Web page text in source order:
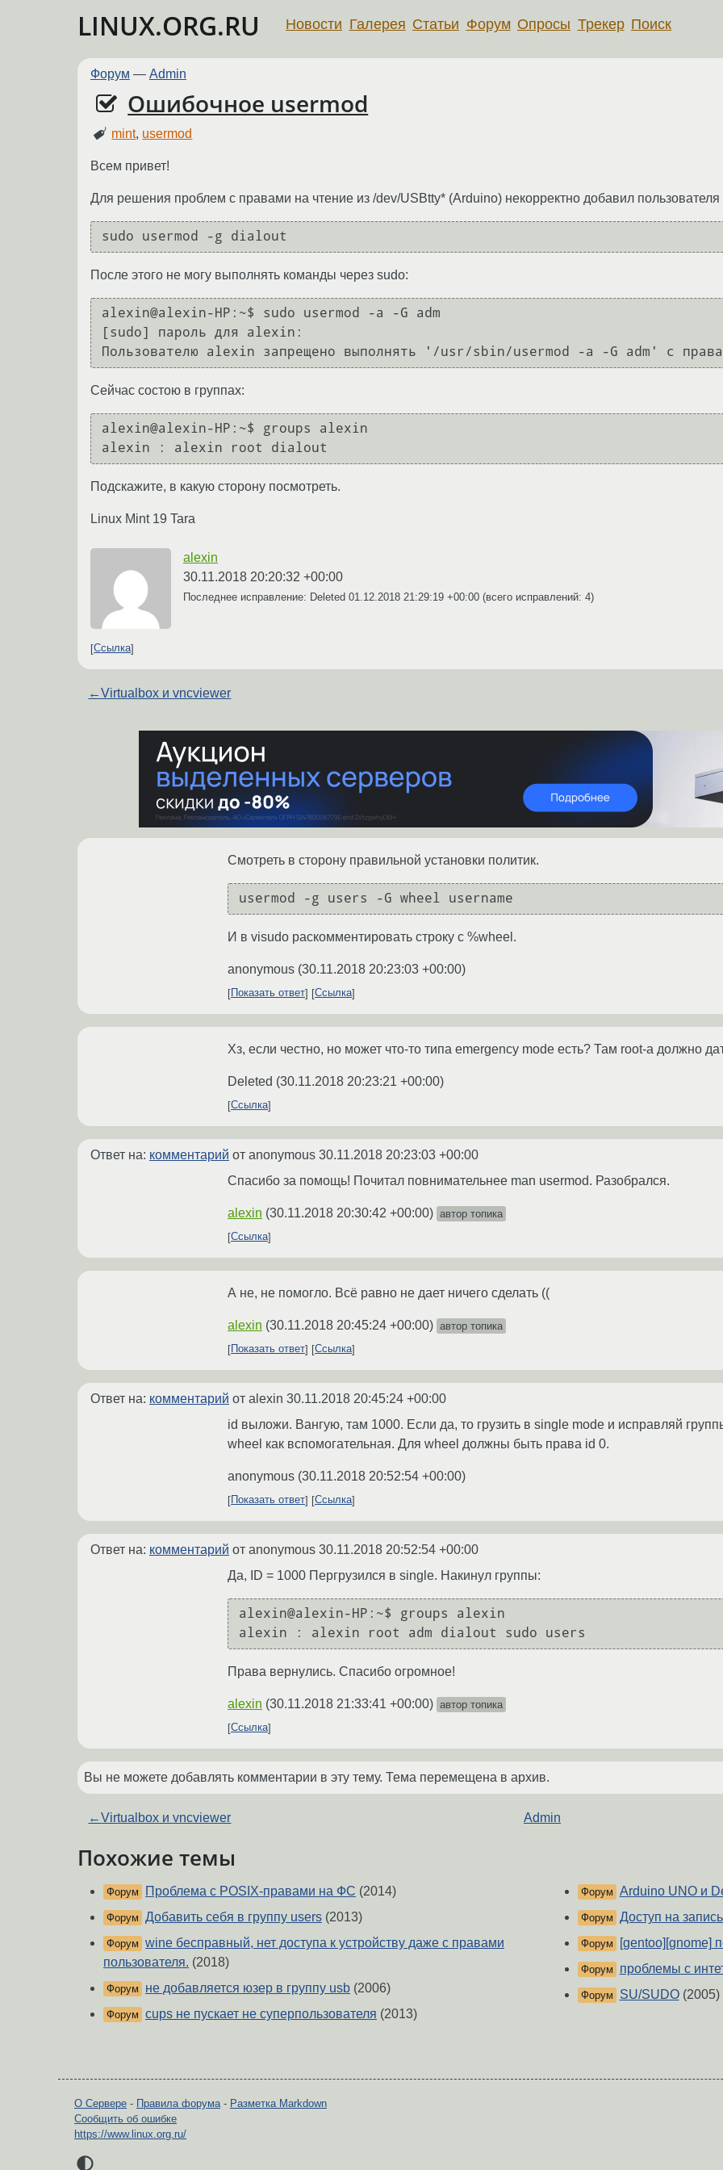
LINUX.ORG.RU Новости Галерея Статьи Форум Опросы Трекер Поиск
Форум — Admin
Ошибочное usermod
mint, usermod
Всем привет!
Для решения проблем с правами на чтение из /dev/USBtty* (Arduino) некорректно добавил
После этого не могу выполнять команды через sudo:
alexin@alexin-HP:~$ sudo usermod -a -G adm
[sudo] пароль для alexin:
Сейчас состою в группах:
alexin@alexin-HP:~$ groups alexin
Подскажите, в какую сторону посмотреть.
Linux Mint 19 Tara
alexin
30.11.2018 20:20:32 +00:00
Последнее исправление: Deleted 01.12.2018 21:29:19 +00:00 (всего исправлений: 4)
Ссылка
←Virtualbox и vncviewer
Смотреть в сторону правильной установки политик.
usermod -g users -G wheel username
И в visudo раскомментировать строку с %wheel.
anonymous (30.11.2018 20:23:03 +00:00)
Показать ответ Ссылка
Хз, если честно, но может что-то типа emergency mode есть? Там root-а должно
Deleted (30.11.2018 20:23:21 +00:00)
Ссылка
Ответ на: комментарий от anonymous 30.11.2018 20:23:03 +00:00
Спасибо за помощь! Почитал повнимательнее man usermod. Разобрался.
alexin (30.11.2018 20:30:42 +00:00) автор топика
Ссылка
А не, не помогло. Всё равно не дает ничего сделать ((
alexin (30.11.2018 20:45:24 +00:00) автор топика
Показать ответ
Ссылка
Ответ на: комментарий от alexin 30.11.2018 20:45:24 +00:00
id выложи. Вангую, там 1000. Если да, то грузить в single mode и исправляй
wheel как вспомогательная. Для wheel должны быть права id 0.
anonymous (30.11.2018 20:52:54 +00:00)
Показать ответ Ссылка
Ответ на: комментарий от anonymous 30.11.2018 20:52:54 +00:00
Да, ID = 1000 Пергрузился в single. Накинул группы:
alexin@alexin-HP:~$ groups alexin
Права вернулись. Спасибо огромное!
alexin (30.11.2018 21:33:41 +00:00) автор топика
Ссылка
Вы не можете добавлять комментарии в эту тему. Тема перемещена в архив.
←Virtualbox и vncviewer Admin
Похожие темы
Форум Проблема с POSIX-правами на ФС (2014)
Форум Добавить себя в группу users (2013)
Форум wine бесправный, нет доступа к устройству даже с правами
пользователя. (2018)
Форум не добавляется юзер в группу usb (2006)
Форум cups не пускает не суперпользователя (2013)
Форум Arduino UNO и
Форум Доступ на
Форум [gentoo][gnome]
Форум проблемы с
Форум SU/SUDO(2005)
О Сервере - Правила форума- Разметка Markdown
Сообщить об ошибке
https://www.linux.org.ru/